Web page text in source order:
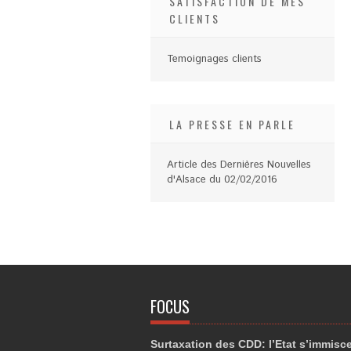
CLIENTS
Temoignages clients
LA PRESSE EN PARLE
Article des Dernières Nouvelles
d'Alsace du 02/02/2016
FOCUS
Surtaxation des CDD: l’Etat